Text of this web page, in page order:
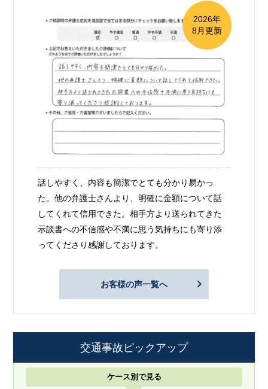
2026年
8月更新
話しやすく、内容も簡潔でとても分かり易かっ
た。他の弁護士さんより、明確に金額について話
してくれて信用できた。相手方より送られてきた
示談書への不信感や不満に思う気持ちにも寄り添
ってくださり感謝しております。
お客様の声一覧へ
交通事故ピックアップ
ケース別で見る